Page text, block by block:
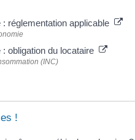
réglementation applicable
obligation du locataire
(INC)
!